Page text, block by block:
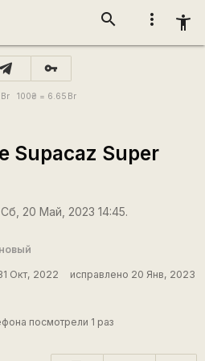
more_vert accessibility_new
search
vpn_key
Br 100₴ = 6.65 Br
Supacaz Super
20 Май, 2023 14:45.
Окт, 2022 исправлено 20 Янв, 2023
посмотрели 1 раз